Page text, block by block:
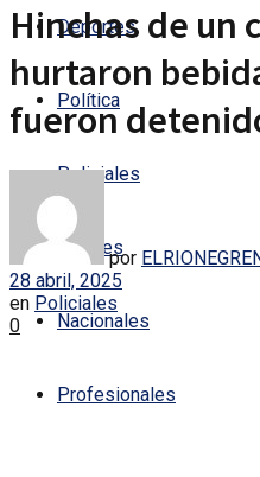
Deportes
Política
Policiales
Locales
Nacionales
Profesionales
Hinchas de un
hurtaron
fueron
por
28 abril, 2025
en Policiales
0